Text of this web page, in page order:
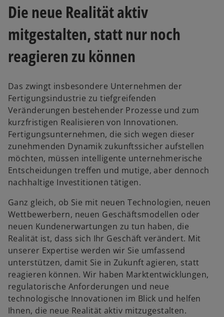
Die neue Realität aktiv
mitgestalten, statt nur noch
reagieren zu können
Das zwingt insbesondere Unternehmen der
Fertigungsindustrie zu tiefgreifenden
Veränderungen bestehender Prozesse und zum
kurzfristigen Realisieren von Innovationen.
Fertigungsunternehmen, die sich wegen dieser
zunehmenden Dynamik zukunftssicher aufstellen
möchten, müssen intelligente unternehmerische
Entscheidungen treffen und mutige, aber dennoch
nachhaltige Investitionen tätigen.
Ganz gleich, ob Sie mit neuen Technologien, neuen
Wettbewerbern, neuen Geschäftsmodellen oder
neuen Kundenerwartungen zu tun haben, die
Realität ist, dass sich Ihr Geschäft verändert. Mit
unserer Expertise werden wir Sie umfassend
unterstützen, damit Sie in Zukunft agieren, statt
reagieren können. Wir haben Marktentwicklungen,
regulatorische Anforderungen und neue
technologische Innovationen im Blick und helfen
Ihnen, die neue Realität aktiv mitzugestalten.